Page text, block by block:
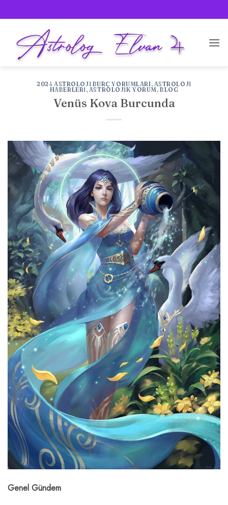
atla
2024 ASTROLOJI BURÇ YORUMLARI, ASTROLOJI
HABERLERI, ASTROLOJIK YORUM, BLOG
Venüs Kova Burcunda
Genel Gündem